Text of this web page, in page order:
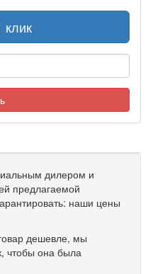
клик
дилером и
предлагаемой
наши цены
дешевле, мы
чтобы она была